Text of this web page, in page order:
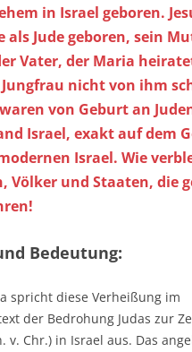
in Israel geboren.
als Jude geboren, sein
Vater, der Maria
nicht von ihm
von Geburt an
Israel, exakt auf dem
Israel. Wie
Völker und Staaten, die
Bedeutung:
spricht diese Verheißung im
der Bedrohung Judas zur
v. Chr.) in Israel aus. Das